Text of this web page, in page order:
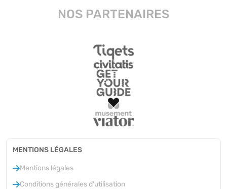
NOS PARTENAIRES
MENTIONS LÉGALES
Mentions légales
Conditions générales d'utilisation